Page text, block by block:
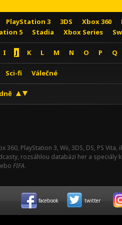
PlayStation 3 3DS Xbox 360
5 Stadia Xbox Series
I J K L M N O P Q
Sci-fi Válečné
360, PlayStation 3, Wii, 3DS, DS, PS
rozsáhlou databázi her a speciály
FIFA.
facebook twitter